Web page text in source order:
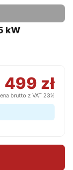
kW
499 zł
brutto z VAT 23%